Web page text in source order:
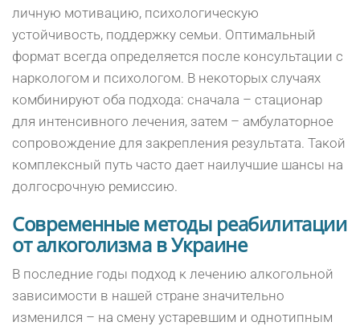
личную мотивацию, психологическую
устойчивость, поддержку семьи. Оптимальный
формат всегда определяется после консультации с
наркологом и психологом. В некоторых случаях
комбинируют оба подхода: сначала – стационар
для интенсивного лечения, затем – амбулаторное
сопровождение для закрепления результата. Такой
комплексный путь часто дает наилучшие шансы на
долгосрочную ремиссию.
Современные методы реабилитации
от алкоголизма в Украине
В последние годы подход к лечению алкогольной
зависимости в нашей стране значительно
изменился – на смену устаревшим и однотипным